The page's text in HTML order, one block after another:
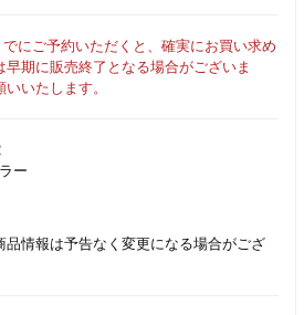
にご予約いただくと、確実にお買い求め
期に販売終了となる場合がございま
いたします。
ー
情報は予告なく変更になる場合がござ